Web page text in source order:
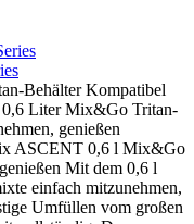
Behälter Kompatibel
Liter Mix&Go Tritan-
genießen
ASCENT 0,6 l Mix&Go
Mit dem 0,6 l
einfach mitzunehmen,
Umfüllen vom großen